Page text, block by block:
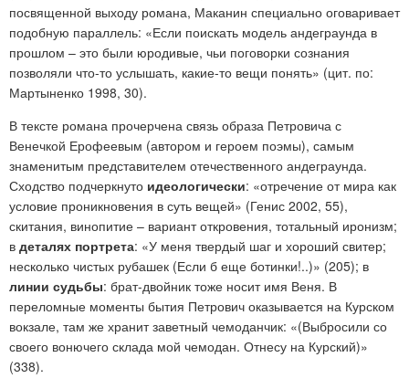
посвященной выходу романа, Маканин специально оговаривает
подобную параллель: «Если поискать модель андеграунда в
прошлом – это были юродивые, чьи поговорки сознания
позволяли что-то услышать, какие-то вещи понять» (цит. по:
Мартыненко 1998, 30).
В тексте романа прочерчена связь образа Петровича с
Венечкой Ерофеевым (автором и героем поэмы), самым
знаменитым представителем отечественного андеграунда.
Сходство подчеркнуто идеологически: «отречение от мира как
условие проникновения в суть вещей» (Генис 2002, 55),
скитания, винопитие – вариант откровения, тотальный иронизм;
в деталях портрета: «У меня твердый шаг и хороший свитер;
несколько чистых рубашек (Если б еще ботинки!..)» (205); в
линии судьбы: брат-двойник тоже носит имя Веня. В
переломные моменты бытия Петрович оказывается на Курском
вокзале, там же хранит заветный чемоданчик: «(Выбросили со
своего вонючего склада мой чемодан. Отнесу на Курский)»
(338).